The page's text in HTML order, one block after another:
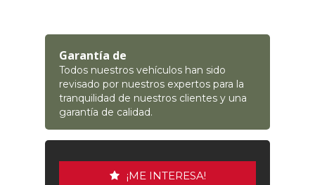
Garantía de
Todos nuestros vehículos han sido
revisado por nuestros expertos para la
tranquilidad de nuestros clientes y una
garantía de calidad.
¡ME INTERESA!